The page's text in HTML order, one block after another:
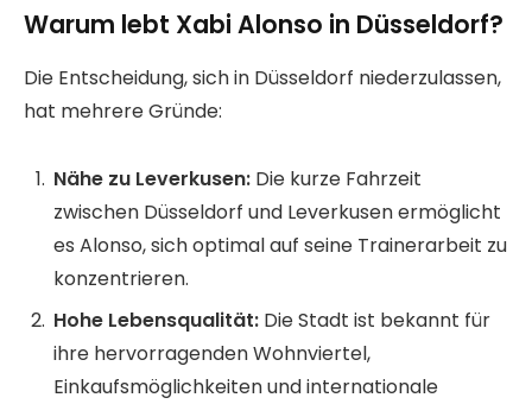
Warum lebt Xabi Alonso in Düsseldorf?
Die Entscheidung, sich in Düsseldorf niederzulassen,
hat mehrere Gründe:
Nähe zu Leverkusen: Die kurze Fahrzeit
zwischen Düsseldorf und Leverkusen ermöglicht
es Alonso, sich optimal auf seine Trainerarbeit zu
konzentrieren.
Hohe Lebensqualität: Die Stadt ist bekannt für
ihre hervorragenden Wohnviertel,
Einkaufsmöglichkeiten und internationale